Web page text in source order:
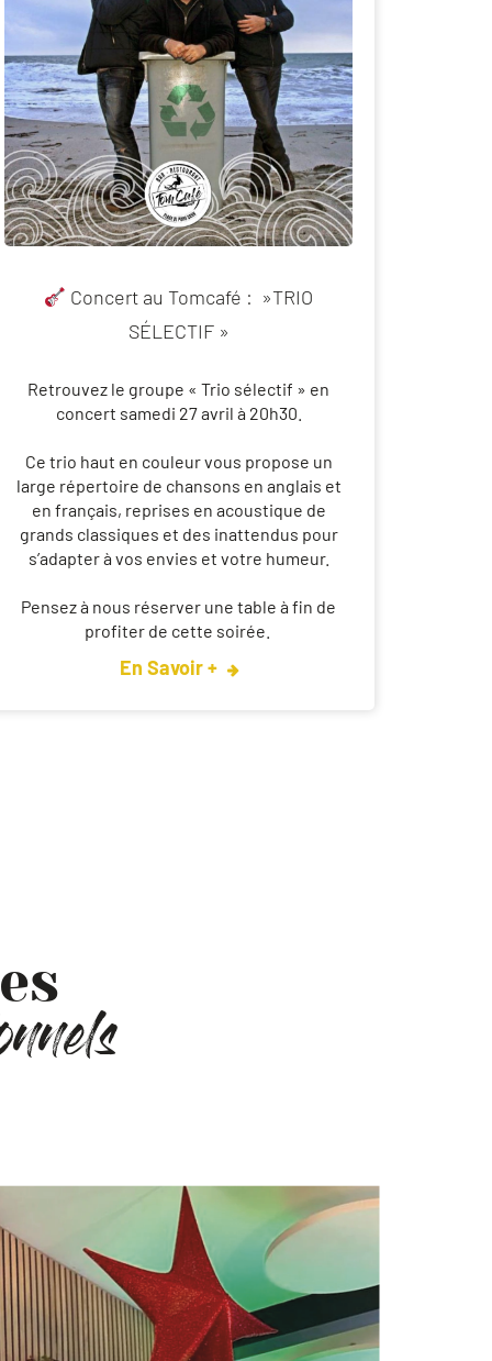
Concert au Tomcafé : ⁠ »TRIO
SÉLECTIF »
Retrouvez le groupe « Trio sélectif » en
concert samedi 27 avril à 20h30.
Ce trio haut en couleur vous propose un
large répertoire de chansons en anglais et
en français, reprises en acoustique de
grands classiques et des inattendus pour
s’adapter à vos envies et votre humeur.⁠
Pensez à nous réserver une table à fin de
profiter de cette soirée.
En Savoir +